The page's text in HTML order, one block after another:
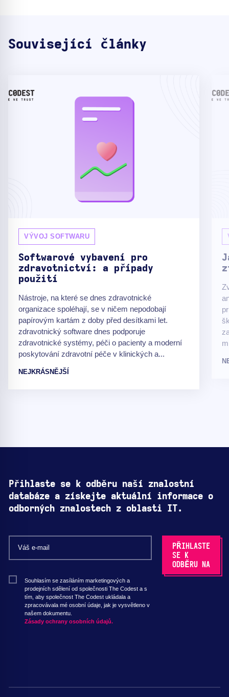
Související články
VÝVOJ SOFTWARU
Softwarové vybavení pro
zdravotnictví: a případy
použití
Nástroje, na které se dnes zdravotnické
organizace spoléhají, se v ničem nepodobají
papírovým kartám z doby před desítkami let.
zdravotnický software dnes podporuje
zdravotnické systémy, péči o pacienty a moderní
poskytování zdravotní péče v klinických a...
NEJKRÁSNĚJŠÍ
Přihlaste se k odběru naší znalostní
databáze a získejte aktuální informace o
odborných znalostech z oblasti IT.
Souhlasím se zasíláním marketingových a
prodejních sdělení od společnosti The Codest a s
tím, aby společnost The Codest ukládala a
zpracovávala mé osobní údaje, jak je vysvětleno v
našem dokumentu.
Zásady ochrany osobních údajů.